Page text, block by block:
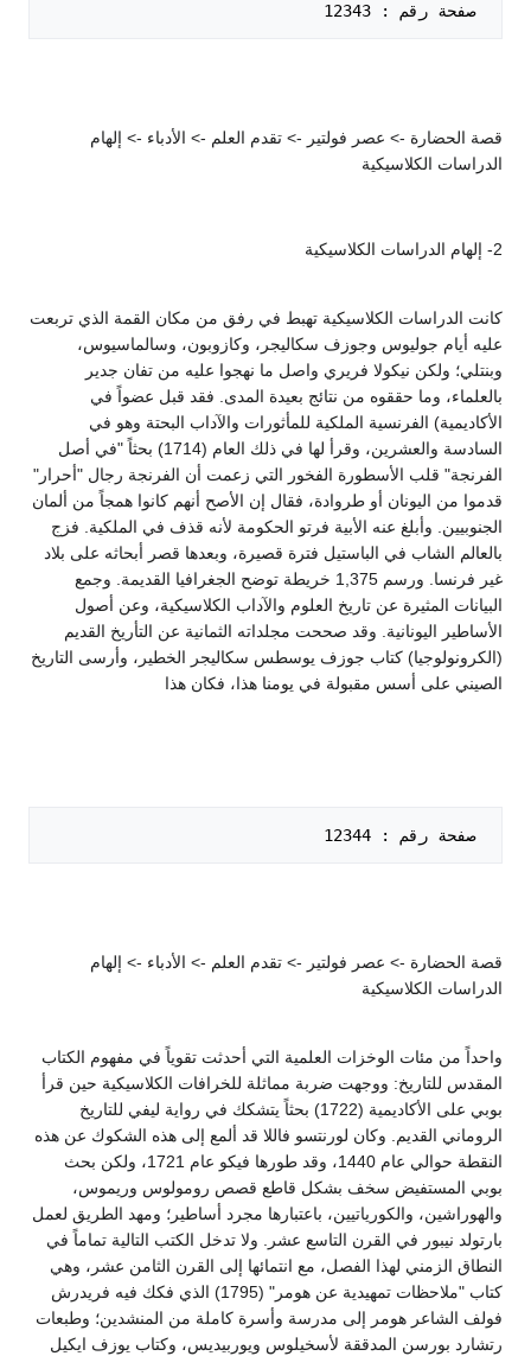
صفحة رقم : 12343
قصة الحضارة -> عصر فولتير -> تقدم العلم -> الأدباء -> إلهام
الدراسات الكلاسيكية
2- إلهام الدراسات الكلاسيكية
كانت الدراسات الكلاسيكية تهبط في رفق من مكان القمة الذي تربعت
عليه أيام جوليوس وجوزف سكاليجر، وكازوبون، وسالماسيوس،
وبنتلي؛ ولكن نيكولا فريري واصل ما نهجوا عليه من تفان جدير
بالعلماء، وما حققوه من نتائج بعيدة المدى. فقد قبل عضواً في
الأكاديمية) الفرنسية الملكية للمأثورات والآداب البحتة وهو في
السادسة والعشرين، وقرأ لها في ذلك العام (1714) بحثاً "في أصل
الفرنجة" قلب الأسطورة الفخور التي زعمت أن الفرنجة رجال "أحرار"
قدموا من اليونان أو طروادة، فقال إن الأصح أنهم كانوا همجاً من ألمان
الجنوبيين. وأبلغ عنه الأبية فرتو الحكومة لأنه قذف في الملكية. فزج
بالعالم الشاب في الباستيل فترة قصيرة، وبعدها قصر أبحاثه على بلاد
غير فرنسا. ورسم 1,375 خريطة توضح الجغرافيا القديمة. وجمع
البيانات المثيرة عن تاريخ العلوم والآداب الكلاسيكية، وعن أصول
الأساطير اليونانية. وقد صححت مجلداته الثمانية عن التأريخ القديم
(الكرونولوجيا) كتاب جوزف يوسطس سكاليجر الخطير، وأرسى التاريخ
الصيني على أسس مقبولة في يومنا هذا، فكان هذا
صفحة رقم : 12344
قصة الحضارة -> عصر فولتير -> تقدم العلم -> الأدباء -> إلهام
الدراسات الكلاسيكية
واحداً من مئات الوخزات العلمية التي أحدثت تقوياً في مفهوم الكتاب
المقدس للتاريخ: ووجهت ضربة مماثلة للخرافات الكلاسيكية حين قرأ
بوبي على الأكاديمية (1722) بحثاً يتشكك في رواية ليفي للتاريخ
الروماني القديم. وكان لورنتسو فاللا قد ألمع إلى هذه الشكوك عن هذه
النقطة حوالي عام 1440، وقد طورها فيكو عام 1721، ولكن بحث
بوبي المستفيض سخف بشكل قاطع قصص رومولوس وريموس،
والهوراشين، والكورياتيين، باعتبارها مجرد أساطير؛ ومهد الطريق لعمل
بارتولد نيبور في القرن التاسع عشر. ولا تدخل الكتب التالية تماماً في
النطاق الزمني لهذا الفصل، مع انتمائها إلى القرن الثامن عشر، وهي
كتاب "ملاحظات تمهيدية عن هومر" (1795) الذي فكك فيه فريدرش
فولف الشاعر هومر إلى مدرسة وأسرة كاملة من المنشدين؛ وطبعات
رتشارد بورسن المدققة لأسخيلوس ويوربيديس، وكتاب يوزف ايكيل